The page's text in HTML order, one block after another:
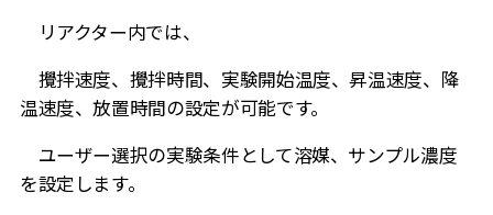
リアクター内では、
攪拌速度、攪拌時間、実験開始温度、昇温速度、降
温速度、放置時間の設定が可能です。
ユーザー選択の実験条件として溶媒、サンプル濃度
を設定します。